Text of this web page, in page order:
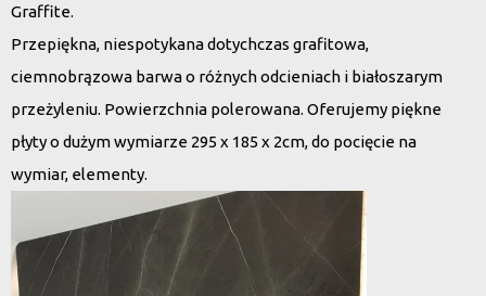
Graffite.
Przepiękna, niespotykana dotychczas grafitowa,
ciemnobrązowa barwa o różnych odcieniach i białoszarym
przeżyleniu. Powierzchnia polerowana. Oferujemy piękne
płyty o dużym wymiarze 295 x 185 x 2cm, do pocięcie na
wymiar, elementy.